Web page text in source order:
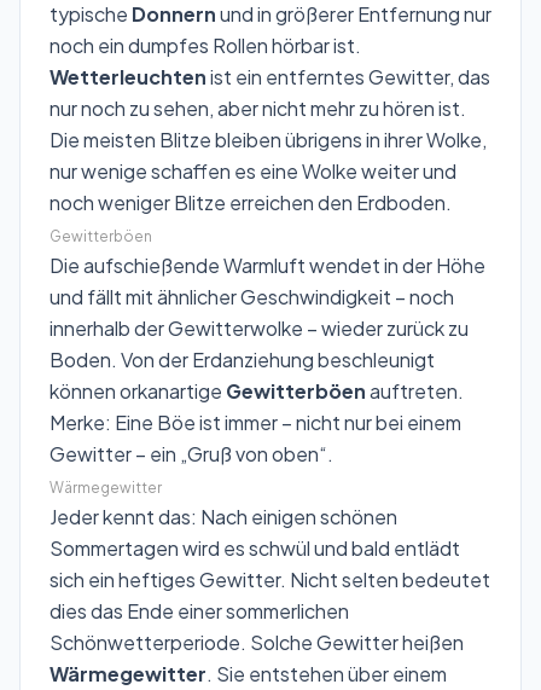
typische Donnernund in größerer Entfernung nur
noch ein dumpfes Rollen hörbar ist.
Wetterleuchtenist ein entferntes Gewitter, das
nur noch zu sehen, aber nicht mehr zu hören ist.
Die meisten Blitze bleiben übrigens in ihrer Wolke,
nur wenige schaffen es eine Wolke weiter und
noch weniger Blitze erreichen den Erdboden.
Gewitterböen
Die aufschießende Warmluft wendet in der Höhe
und fällt mit ähnlicher Geschwindigkeit – noch
innerhalb der Gewitterwolke – wieder zurück zu
Boden. Von der Erdanziehung beschleunigt
können orkanartige Gewitterböenauftreten.
Merke: Eine Böe ist immer – nicht nur bei einem
Gewitter – ein „Gruß von oben“.
Wärmegewitter
Jeder kennt das: Nach einigen schönen
Sommertagen wird es schwül und bald entlädt
sich ein heftiges Gewitter. Nicht selten bedeutet
dies das Ende einer sommerlichen
Schönwetterperiode. Solche Gewitter heißen
Wärmegewitter. Sie entstehen über einem